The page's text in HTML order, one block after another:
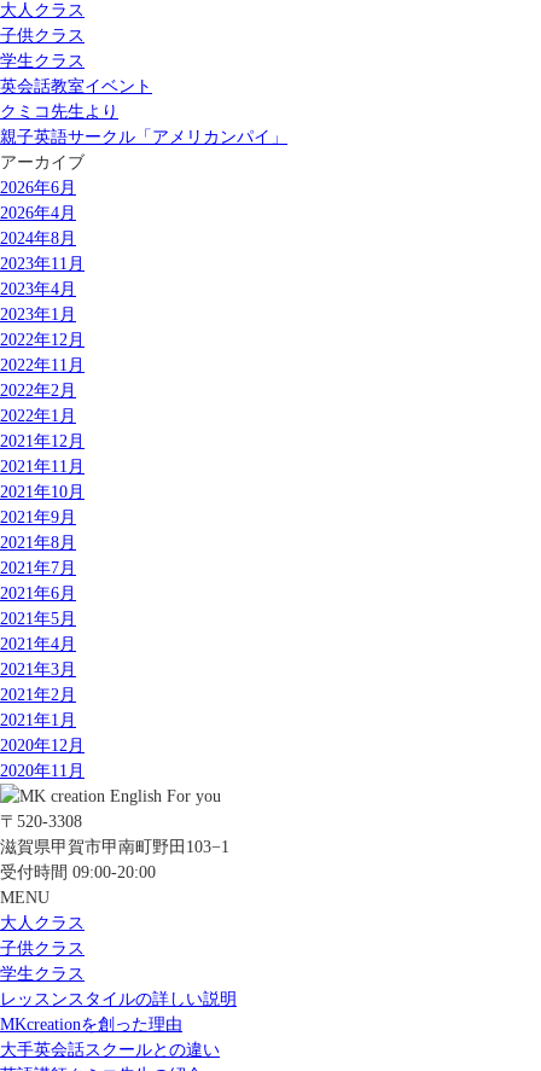
大人クラス
子供クラス
学生クラス
英会話教室イベント
クミコ先生より
親子英語サークル「アメリカンパイ」
アーカイブ
2026年6月
2026年4月
2024年8月
2023年11月
2023年4月
2023年1月
2022年12月
2022年11月
2022年2月
2022年1月
2021年12月
2021年11月
2021年10月
2021年9月
2021年8月
2021年7月
2021年6月
2021年5月
2021年4月
2021年3月
2021年2月
2021年1月
2020年12月
2020年11月
〒520-3308
滋賀県甲賀市甲南町野田103−1
受付時間 09:00-20:00
MENU
大人クラス
子供クラス
学生クラス
レッスンスタイルの詳しい説明
MKcreationを創った理由
大手英会話スクールとの違い